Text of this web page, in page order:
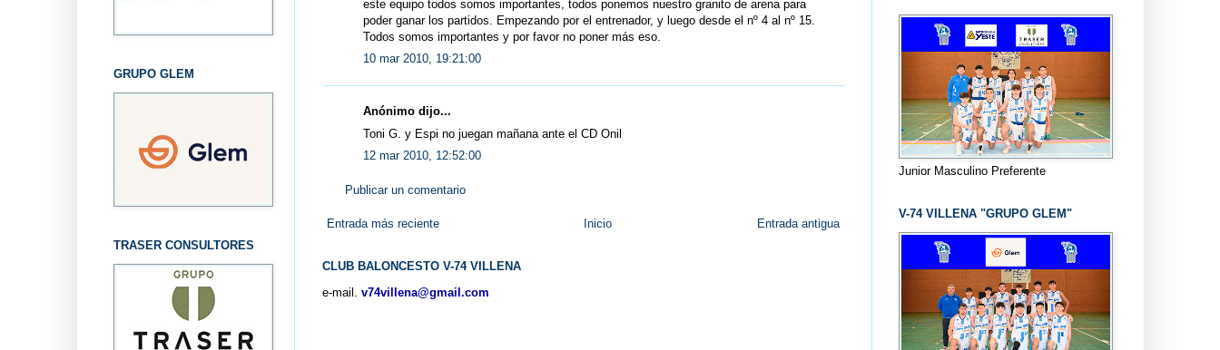
este equipo todos somos importantes, todos ponemos nuestro granito de arena para
poder ganar los partidos. Empezando por el entrenador, y luego desde el nº 4 al nº 15.
Todos somos importantes y por favor no poner más eso.
10 mar 2010, 19:21:00
Anónimo dijo...
Toni G. y Espi no juegan mañana ante el CD Onil
12 mar 2010, 12:52:00
Publicar un comentario
Entrada más reciente Entrada antigua
Inicio
CLUB BALONCESTO V-74 VILLENA
e-mail. v74villena@gmail.com
GRUPO GLEM
TRASER CONSULTORES
Junior Masculino Preferente
V-74 VILLENA "GRUPO GLEM"